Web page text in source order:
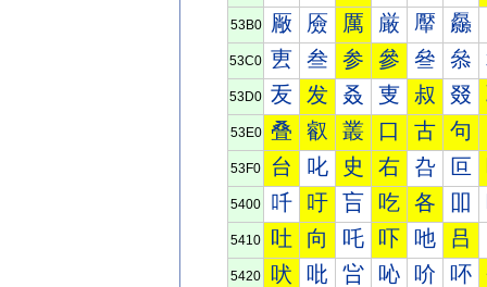
53B0 厰 厱 厲 厳 厴 厵
53C0 叀 叁 参 參 叄 叅
53D0 叐 发 叒 叓 叔 叕
53E0 叠 叡 叢 口 古 句
53F0 台 叱 史 右 叴 叵
5400 吀 吁 吂 吃 各 吅
5410 吐 向 吒 吓 吔 吕
5420 吠 吡 吢 吣 吤 吥